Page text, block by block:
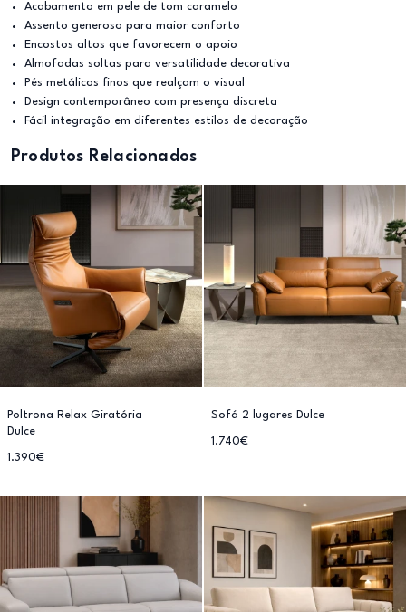
Acabamento em pele de tom caramelo
Assento generoso para maior conforto
Encostos altos que favorecem o apoio
Almofadas soltas para versatilidade decorativa
Pés metálicos finos que realçam o visual
Design contemporâneo com presença discreta
Fácil integração em diferentes estilos de decoração
Produtos Relacionados
Poltrona Relax Giratória
Dulce
1.390€
Sofá 2 lugares Dulce
1.740€